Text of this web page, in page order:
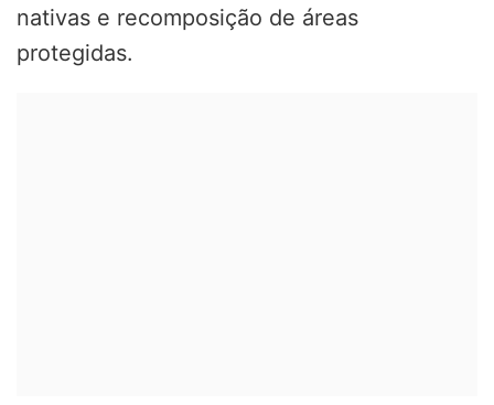
nativas e recomposição de áreas
protegidas.